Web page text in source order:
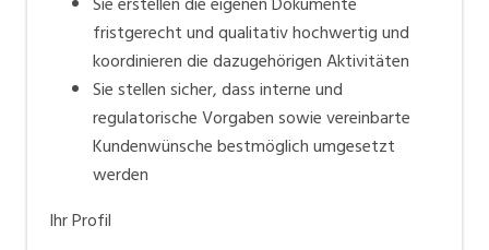
fristgerecht und qualitativ hochwertig und
koordinieren die dazugehörigen Aktivitäten
Sie stellen sicher, dass interne und
regulatorische Vorgaben sowie vereinbarte
Kundenwünsche bestmöglich umgesetzt
werden
Ihr Profil